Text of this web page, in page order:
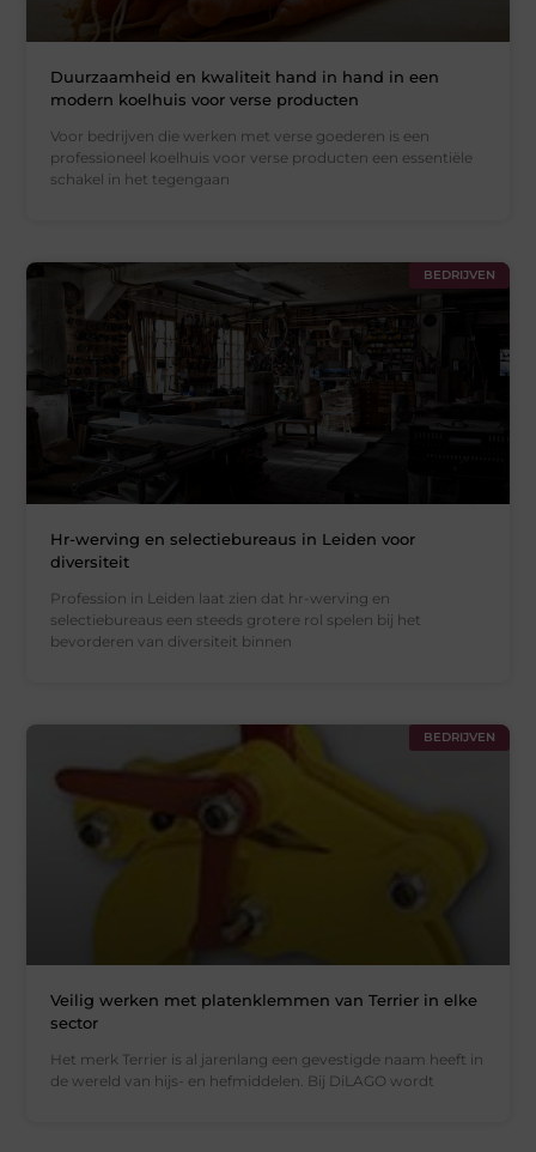
Duurzaamheid en kwaliteit hand in hand in een
modern koelhuis voor verse producten
Voor bedrijven die werken met verse goederen is een
professioneel koelhuis voor verse producten een essentiële
schakel in het tegengaan
BEDRIJVEN
Hr-werving en selectiebureaus in Leiden voor
diversiteit
Profession in Leiden laat zien dat hr-werving en
selectiebureaus een steeds grotere rol spelen bij het
bevorderen van diversiteit binnen
BEDRIJVEN
Veilig werken met platenklemmen van Terrier in elke
sector
Het merk Terrier is al jarenlang een gevestigde naam heeft in
de wereld van hijs- en hefmiddelen. Bij DiLAGO wordt